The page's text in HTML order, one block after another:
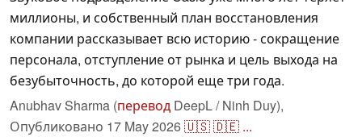
миллионы, и собственный план восстановления
компании рассказывает всю историю - сокращение
персонала, отступление от рынка и цель выхода на
безубыточность, до которой еще три года.
Anubhav Sharma (перевод DeepL / Ninh Duy),
Опубликовано 17 May 2026🇺🇸🇩🇪 ...